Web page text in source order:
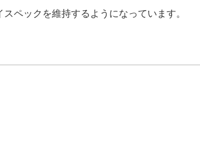
ペックを維持するようになっています。